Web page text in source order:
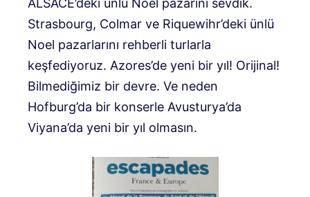
Strasbourg, Colmar ve Riquewihr’deki ünlü
Noel pazarlarını rehberli turlarla
keşfediyoruz. Azores’de yeni bir yıl! Orijinal!
Bilmediğimiz bir devre. Ve neden
Hofburg’da bir konserle Avusturya’da
Viyana’da yeni bir yıl olmasın.